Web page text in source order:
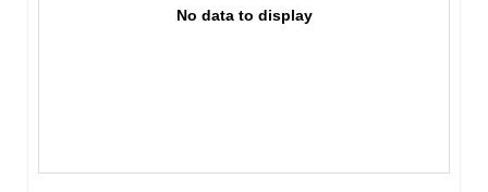
No data to display